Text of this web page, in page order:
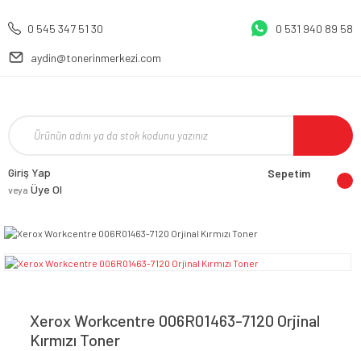
0 545 347 51 30 0 531 940 89 58
aydin@tonerinmerkezi.com
Giriş Yap
veya Üye Ol
Sepetim
Xerox Workcentre 006R01463-7120 Orjinal
Kırmızı Toner